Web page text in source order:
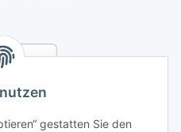
gestatten Sie den